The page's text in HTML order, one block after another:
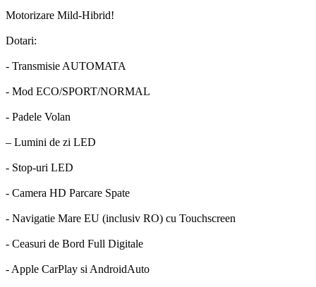
Motorizare Mild-Hibrid!
Dotari:
- Transmisie AUTOMATA
- Mod ECO/SPORT/NORMAL
- Padele Volan
– Lumini de zi LED
- Stop-uri LED
- Camera HD Parcare Spate
- Navigatie Mare EU (inclusiv RO) cu Touchscreen
- Ceasuri de Bord Full Digitale
- Apple CarPlay si AndroidAuto